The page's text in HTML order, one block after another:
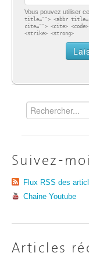
Vous pouvez utiliser
title=""> <abbr
cite=""> <cite>
<strike> <strong>
Suivez-
Flux RSS des
Chaine Youtube
Articles